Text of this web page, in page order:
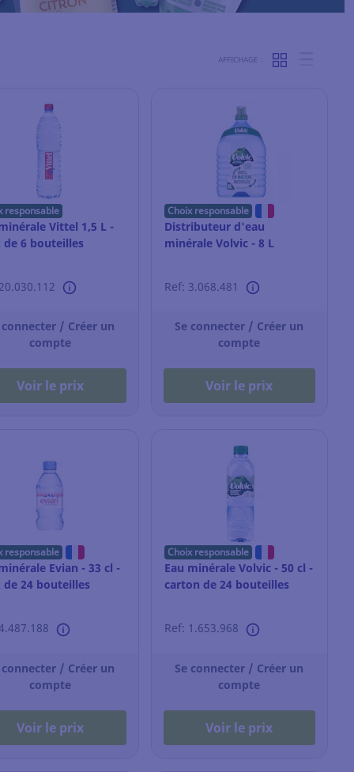
AFFICHAGE :
responsable
Vittel 1,5 L -
de 6 bouteilles
connecter / Créer un
compte
Voir le prix
Choix responsable
Distributeur d'eau
minérale Volvic - 8 L
Ref: 3.068.481
Se connecter / Créer un
compte
Voir le prix
responsable
Evian - 33 cl -
de 24 bouteilles
connecter / Créer un
compte
Voir le prix
Choix responsable
Eau minérale Volvic - 50 cl -
carton de 24 bouteilles
Ref: 1.653.968
Se connecter / Créer un
compte
Voir le prix